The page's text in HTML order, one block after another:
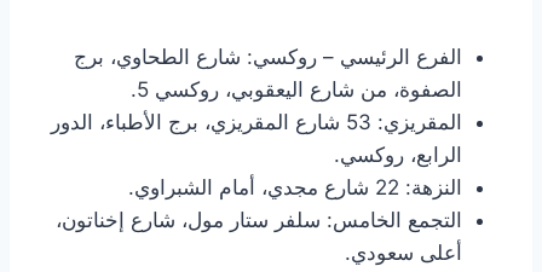
الفرع الرئيسي – روكسي: شارع الطحاوي، برج
الصفوة، من شارع اليعقوبي، روكسي 5.
المقريزي: 53 شارع المقريزي، برج الأطباء، الدور
الرابع، روكسي.
النزهة: 22 شارع مجدي، أمام الشبراوي.
التجمع الخامس: سلفر ستار مول، شارع إخناتون،
أعلى سعودي.